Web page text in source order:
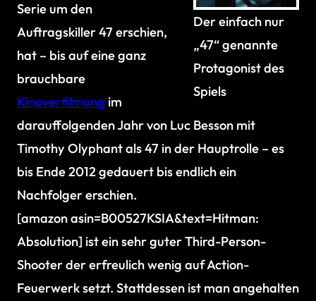
Der einfach nur
„47“ genannte
Protagonist des
Spiels
Serie um den
Auftragskiller 47 erschien,
hat – bis auf eine ganz
brauchbare
Kinoverfilmung im
darauffolgenden Jahr von Luc Besson mit
Timothy Olyphant als 47 in der Hauptrolle – es
bis Ende 2012 gedauert bis endlich ein
Nachfolger erschien.
[amazon asin=B00527KSIA&text=Hitman:
Absolution] ist ein sehr guter Third-Person-
Shooter der erfreulich wenig auf Action-
Feuerwerk setzt. Stattdessen ist man angehalten